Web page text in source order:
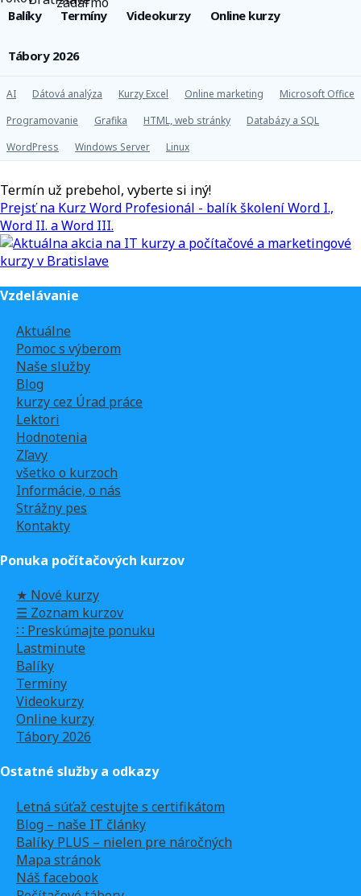
Balíky Termíny Videokurzy Online kurzy
Tábory 2026
AI Dátová analýza Kurzy Excel Online marketing
Microsoft Office
Programovanie
Grafika HTML, web stránky
Databázy a SQL
WordPress
Windows Server Linux
Termín už prebehol, vyberte si iný!
Prejsť na Kurz Word Profesionál - balík školení Word I.,
Word II. a Word III.
Vzdelávanie
Aktuálne
Pomoc s výberom
Naše služby
Blog
kurzy cez Úrad práce
Lektori
Hodnotenia
Zľavy
všetko o kurzoch
Informácie, o nás
Strážny pes
Kontakty
Ponuka počítačových kurzov
★ Nové kurzy
☰ Zoznam kurzov
∷ Preskúmajte ponuku
Lastminute
Balíky
Termíny
Videokurzy
Online kurzy
Tábory 2026
Ostatné služby a odkazy
Letná súťaž cestujte s certifikátom
Blog – naše IT články
Balíky PLUS – nielen pre náročných
Mapa stránok
Náš facebook